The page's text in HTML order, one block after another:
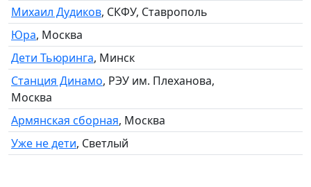
Михаил Дудиков, СКФУ, Ставрополь
Юра, Москва
Дети Тьюринга, Минск
Станция Динамо, РЭУ им. Плеханова,
Москва
Армянская сборная, Москва
Уже не дети, Светлый